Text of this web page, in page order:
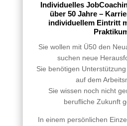
Individuelles
über 50 Jahre –
individuellem Eintritt
Sie wollen mit Ü50 den
suchen neue
Sie benötigen
auf dem
Sie wissen noch nicht
berufliche Zukunft
In einem persönlichen